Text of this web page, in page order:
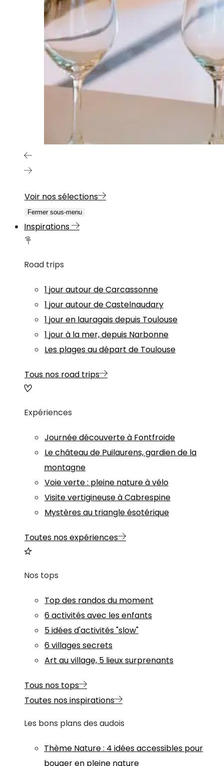
Voir nos sélections
Fermer sous-menu
Inspirations
Road trips
1 jour autour de Carcassonne
1 jour autour de Castelnaudary
1 jour en lauragais depuis Toulouse
1 jour à la mer, depuis Narbonne
Les plages au départ de Toulouse
Tous nos road trips
Expériences
Journée découverte à Fontfroide
Le château de Puilaurens, gardien de la
montagne
Voie verte : pleine nature à vélo
Visite vertigineuse à Cabrespine
Mystères au triangle ésotérique
Toutes nos expériences
Nos tops
Top des randos du moment
6 activités avec les enfants
5 idées d'activités "slow"
6 villages secrets
Art au village, 5 lieux surprenants
Tous nos tops
Toutes nos inspirations
Les bons plans des audois
Thème Nature: 4 idées accessibles pour
bouger en pleine nature